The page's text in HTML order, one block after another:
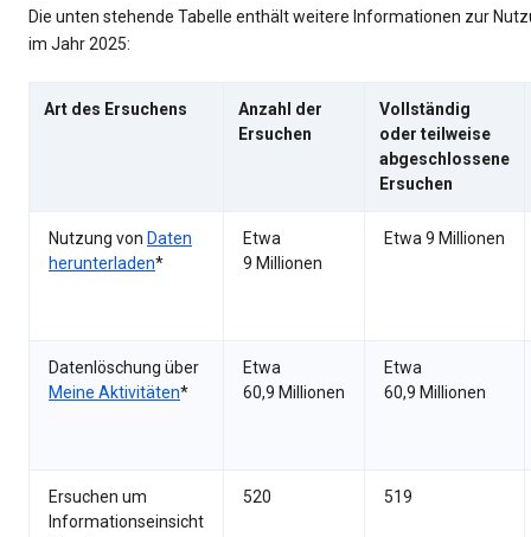
Die unten stehende Tabelle enthält weitere Informationen zur
im Jahr 2025:
Art des Ersuchens
Anzahl der
Ersuchen
Vollständig
oder teilweise
abgeschlossene
Ersuchen
Nutzung von Daten
herunterladen*
Etwa
9 Millionen
Etwa 9 Millionen
Datenlöschung über
Meine Aktivitäten*
Etwa
60,9 Millionen
Etwa
60,9 Millionen
Ersuchen um
Informationseinsicht
520 519